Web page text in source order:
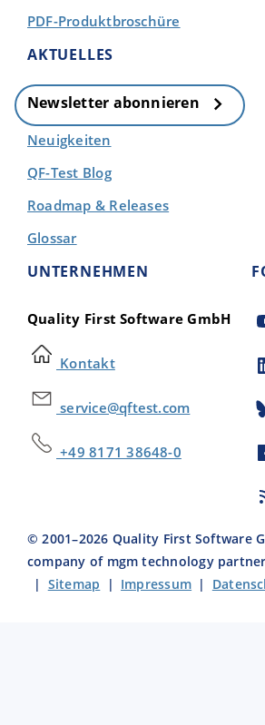
PDF-Produktbroschüre
AKTUELLES
Newsletter abonnieren
Neuigkeiten
QF-Test Blog
Roadmap & Releases
Glossar
UNTERNEHMEN
Quality First Software GmbH
Kontakt
service@qftest.com
+49 8171 38648-0
© 2001–2026 Quality First Software
company of mgm technology
| Sitemap | Impressum |